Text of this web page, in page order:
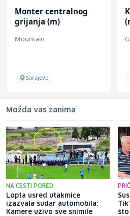
Monter centralnog
grijanja (m)
Mountain
Sarajevo
Možda vas zanima
NA CESTI PORED
Lopta usred utakmice
izazvala sudar automobila:
Kamere uživo sve snimile
što